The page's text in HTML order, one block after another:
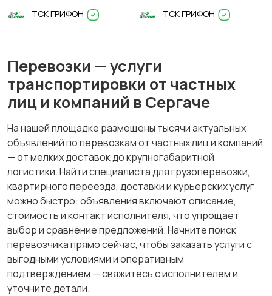
ТСК ГРИФОН ТСК ГРИФОН
Перевозки — услуги
транспортировки от частных
лиц и компаний в Сергаче
На нашей площадке размещены тысячи актуальных
объявлений по перевозкам от частных лиц и компаний
— от мелких доставок до крупногабаритной
логистики. Найти специалиста для грузоперевозки,
квартирного переезда, доставки и курьерских услуг
можно быстро: объявления включают описание,
стоимость и контакт исполнителя, что упрощает
выбор и сравнение предложений. Начните поиск
перевозчика прямо сейчас, чтобы заказать услуги с
выгодными условиями и оперативным
подтверждением — свяжитесь с исполнителем и
уточните детали.